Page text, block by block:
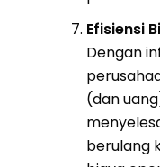
Efisiensi
Dengan
(dan
berulang